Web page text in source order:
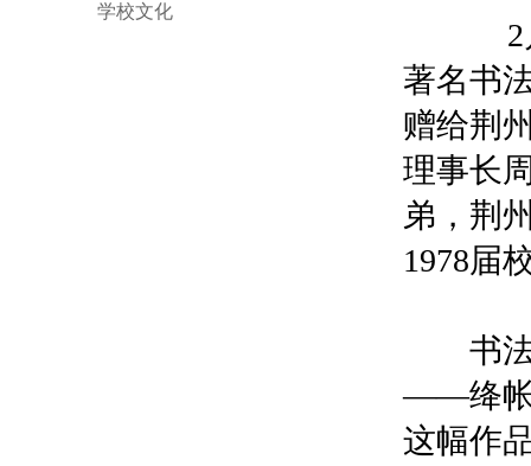
学校文化
2月
著名书
赠给荆
理事长
弟，荆
1978届
书法
——绛帐
这幅作